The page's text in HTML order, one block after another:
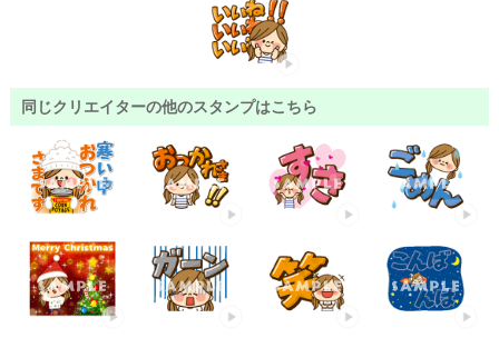
同じクリエイターの他のスタンプはこちら